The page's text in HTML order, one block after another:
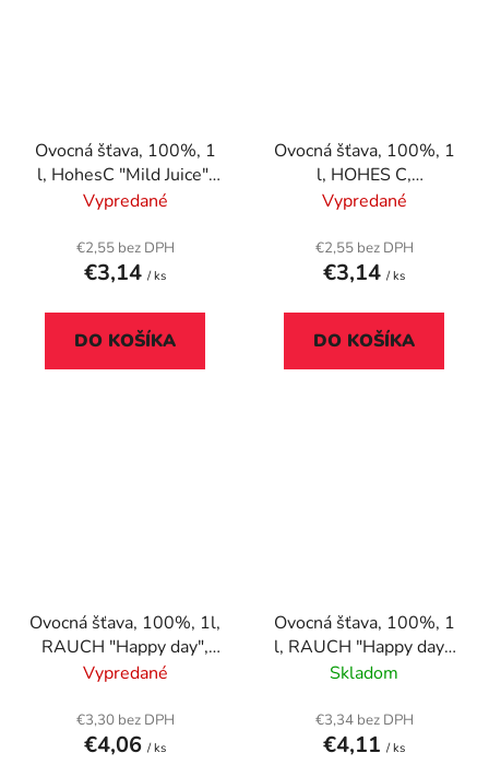
Ovocná šťava, 100%, 1
l, HohesC "Mild Juice",
jablko-acerola
Vypredané
€2,55 bez DPH
€3,14 / ks
DO KOŠÍKA
Ovocná šťava, 100%, 1
l, HOHES C,
multivitamín
Vypredané
€2,55 bez DPH
€3,14 / ks
DO KOŠÍKA
Ovocná šťava, 100%, 1l,
RAUCH "Happy day",
mild pomaranč s
Vypredané
€3,30 bez DPH
€4,06 / ks
Ovocná šťava, 100%, 1
l, RAUCH "Happy day",
pomaranč
Skladom
€3,34 bez DPH
€4,11 / ks